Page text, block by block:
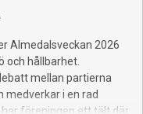
Almedalsveckan 2026
och hållbarhet.
mellan partierna
medverkar i en rad
föreningen ett tält där